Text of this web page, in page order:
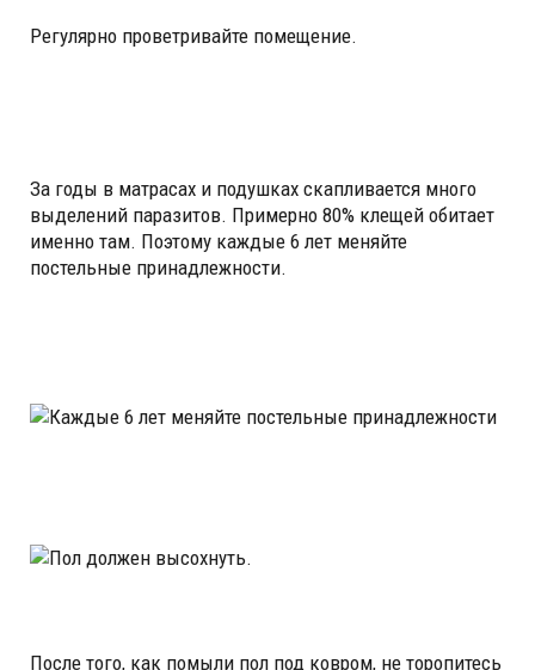
Регулярно проветривайте помещение.
За годы в матрасах и подушках скапливается много
выделений паразитов. Примерно 80% клещей обитает
именно там. Поэтому каждые 6 лет меняйте
постельные принадлежности.
После того, как помыли пол под ковром, не торопитесь